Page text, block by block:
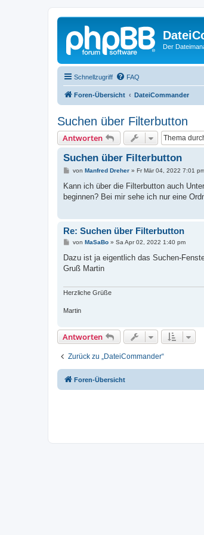
Der
Schnellzugriff FAQ
Foren-Übersicht DateiCommander
Suchen über Filterbutton
Antworten
Suchen über Filterbutton
B
i
r
von Manfred Dreher» Fr Mär 04, 2022 7:01
Kann ich über die Filterbutton auch
beginnen? Bei mir sehe ich nur eine
Re: Suchen über Filterbutton
B
i
r
von MaSaBo» Sa Apr 02, 2022 1:40 pm
Dazu ist ja eigentlich das Suchen-
Gruß Martin
Herzliche Grüße
Martin
Antworten
Zurück zu „DateiCommander“
Foren-Übersicht